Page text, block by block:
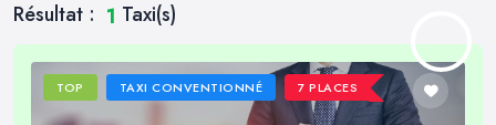
Résultat : 1 Taxi(s)
TOP TAXI CONVENTIONNÉ 7 PLACES